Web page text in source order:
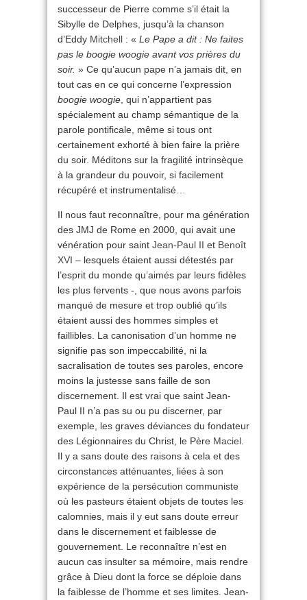
successeur de Pierre comme s’il était la
Sibylle de Delphes, jusqu’à la chanson
d’Eddy Mitchell : « Le Pape a dit : Ne faites
pas le boogie woogie avant vos prières du
soir. » Ce qu’aucun pape n’a jamais dit, en
tout cas en ce qui concerne l’expression
boogie woogie , qui n’appartient pas
spécialement au champ sémantique de la
parole pontificale, même si tous ont
certainement exhorté à bien faire la prière
du soir. Méditons sur la fragilité intrinsèque
à la grandeur du pouvoir, si facilement
récupéré et instrumentalisé…
Il nous faut reconnaître, pour ma génération
des JMJ de Rome en 2000, qui avait une
vénération pour saint Jean-Paul II et Benoît
XVI – lesquels étaient aussi détestés par
l’esprit du monde qu’aimés par leurs fidèles
les plus fervents -, que nous avons parfois
manqué de mesure et trop oublié qu’ils
étaient aussi des hommes simples et
faillibles. La canonisation d’un homme ne
signifie pas son impeccabilité, ni la
sacralisation de toutes ses paroles, encore
moins la justesse sans faille de son
discernement. Il est vrai que saint Jean-
Paul II n’a pas su ou pu discerner, par
exemple, les graves déviances du fondateur
des Légionnaires du Christ, le Père Maciel
Il y a sans doute des raisons à cela et des
circonstances atténuantes, liées à son
expérience de la persécution communiste
où les pasteurs étaient objets de toutes les
calomnies, mais il y eut sans doute erreur
dans le discernement et faiblesse de
gouvernement. Le reconnaître n’est en
aucun cas insulter sa mémoire, mais rendre
grâce à Dieu dont la force se déploie dans
la faiblesse de l’homme et ses limites. Jean-